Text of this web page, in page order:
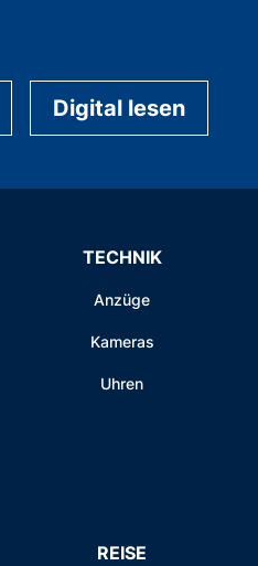
Digital lesen
TECHNIK
Anzüge
Kameras
Uhren
REISE